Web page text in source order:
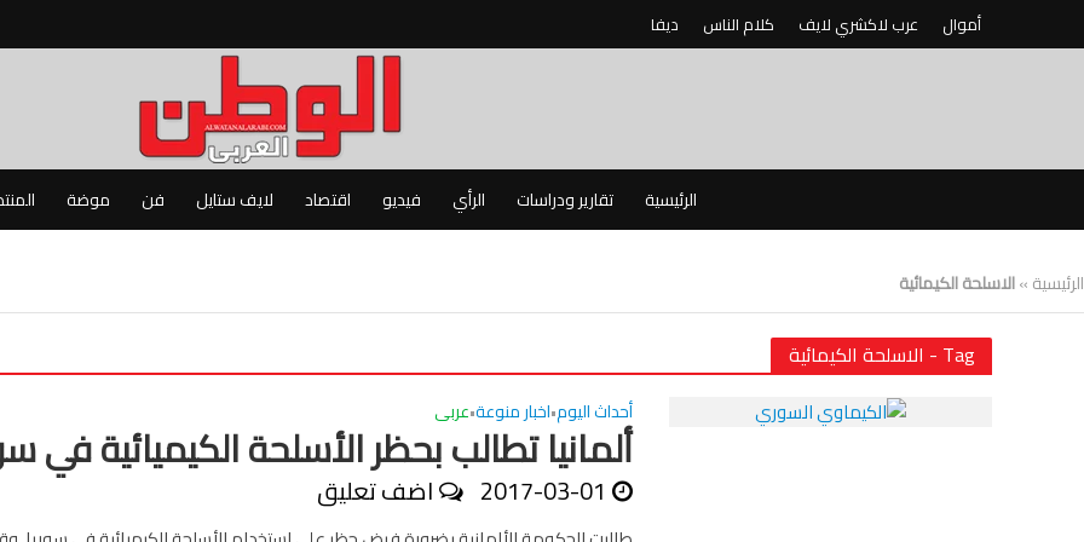
أموال عرب لاكشري لايف كلام الناس ديفا
الرئيسية تقارير ودراسات الرأي فيديو اقتصاد لايف ستايل فن موضة
الرئيسية»الاسلحة الكيمائية
Tag - الاسلحة الكيمائية
أحداث اليوم•اخبار منوعة•عربى
ألمانيا تطالب بحظر الأسلحة الكيميائية في
2017-03-01 اضف تعليق